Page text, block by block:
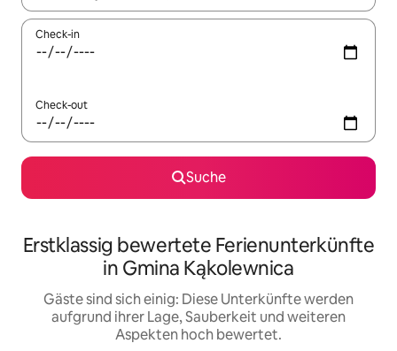
Check-in
Check-out
Suche
Erstklassig bewertete Ferienunterkünfte
in Gmina Kąkolewnica
Gäste sind sich einig: Diese Unterkünfte werden
aufgrund ihrer Lage, Sauberkeit und weiteren
Aspekten hoch bewertet.